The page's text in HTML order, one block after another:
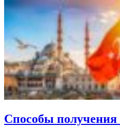
Способы получения